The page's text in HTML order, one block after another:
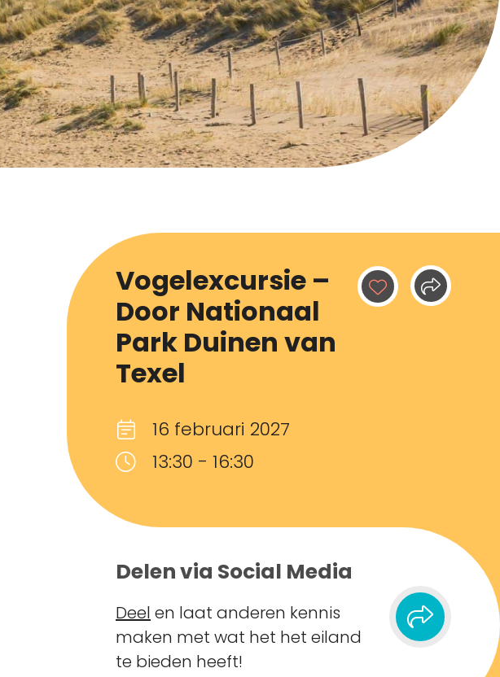
Vogelexcursie –
Door Nationaal
Park Duinen van
Texel
16 februari 2027
13:30 - 16:30
Delen via Social Media
Deel en laat anderen kennis
maken met wat het het eiland
te bieden heeft!